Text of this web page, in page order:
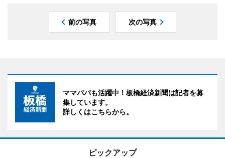
前の写真 次の写真
ママパパも活躍中！板橋経済新聞は記者を募
集しています。
詳しくはこちらから。
ピックアップ